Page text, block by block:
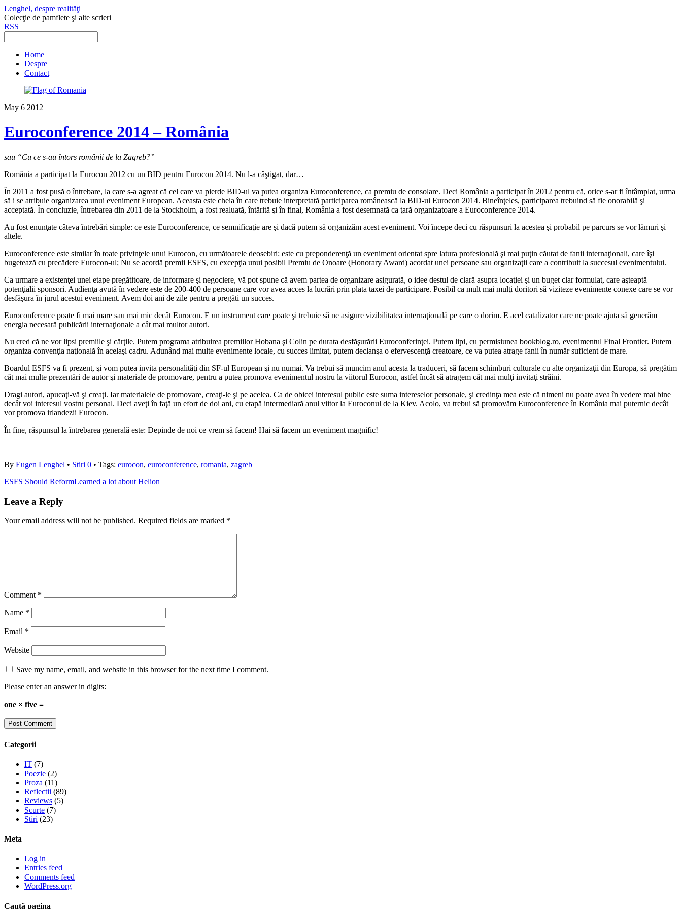
Lenghel, despre realităţi
Colecţie de pamflete şi alte scrieri
RSS
Home
Despre
Contact
May 6 2012
Euroconference 2014 – România
sau “Cu ce s-au întors românii de la Zagreb?”
România a participat la Eurocon 2012 cu un BID pentru Eurocon 2014. Nu l-a câştigat, dar…
În 2011 a fost pusă o întrebare, la care s-a agreat că cel care va pierde BID-ul va putea organiza Euroconference, ca premiu de consolare. Deci România a participat în 2012 pentru că, orice s-ar fi întâmplat, urma
să i se atribuie organizarea unui eveniment European. Aceasta este cheia în care trebuie interpretată participarea românească la BID-ul Eurocon 2014. Bineînţeles, participarea trebuind să fie onorabilă şi
acceptată. În concluzie, întrebarea din 2011 de la Stockholm, a fost realuată, întărită şi în final, România a fost desemnată ca ţară organizatoare a Euroconference 2014.
Au fost enunţate câteva întrebări simple: ce este Euroconference, ce semnificaţie are şi dacă putem s­ă organizăm acest eveniment. Voi începe deci cu răspunsuri la acestea şi probabil pe parcurs se vor lămuri şi
altele.
Euroconference este similar în toate privinţele unui Eurocon, cu următoarele deosebiri: este cu preponderenţă un eveniment orientat spre latura profesională şi mai puţin căutat de fanii internaţionali, care îşi
bugetează cu precădere Eurocon-ul; Nu se acordă premii ESFS, cu excepţia unui posibil Premiu de Onoare (Honorary Award) acordat unei persoane sau organizaţii care a contribuit la succesul evenimentului.
Ca urmare a existenţei unei etape pregătitoare, de informare şi negociere, vă pot spune că avem partea de organizare asigurată, o idee destul de clară asupra locaţiei şi un buget clar formulat, care aşteaptă
potenţialii sponsori. Audienţa avută în vedere este de 200-400 de persoane care vor avea acces la lucrări prin plata taxei de participare. Posibil ca mult mai mulţi doritori să viziteze evenimente conexe care se vor
desfăşura în jurul acestui eveniment. Avem doi ani de zile pentru a pregăti un succes.
Euroconference poate fi mai mare sau mai mic decât Eurocon. E un instrument care poate şi trebuie să ne asigure vizibilitatea internaţională pe care o dorim. E acel catalizator care ne poate ajuta să generăm
energia necesară publicării internaţionale a cât mai multor autori.
Nu cred că ne vor lipsi premiile şi cărţile. Putem programa atribuirea premiilor Hobana şi Colin pe durata desfăşurării Euroconferinţei. Putem lipi, cu permisiunea bookblog.ro, evenimentul Final Frontier. Putem
organiza convenţia naţională în acelaşi cadru. Adunând mai multe evenimente locale, cu succes limitat, putem declanşa o efervescenţă creatoare, ce va putea atrage fanii în număr suficient de mare.
Boardul ESFS va fi prezent, şi vom putea invita personalităţi din SF-ul European şi nu numai. Va trebui să muncim anul acesta la traduceri, să facem schimburi culturale cu alte organizaţii din Europa, să pregătim
cât mai multe prezentări de autor şi materiale de promovare, pentru a putea promova evenimentul nostru la viitorul Eurocon, astfel încât să atragem cât mai mulţi invitaţi străini.
Dragi autori, apucaţi-vă şi creaţi. Iar materialele de promovare, creaţi-le şi pe acelea. Ca de obicei interesul public este suma intereselor personale, şi credinţa mea este că nimeni nu poate avea în vedere mai bine
decât voi interesul vostru personal. Deci aveţi în faţă un efort de doi ani, cu etapă intermediară anul viitor la Euroconul de la Kiev. Acolo, va trebui să promovăm Euroconference în România mai puternic decât
vor promova irlandezii Eurocon.
În fine, răspunsul la întrebarea generală este: Depinde de noi ce vrem să facem! Hai să facem un eveniment magnific!
By Eugen Lenghel • Stiri 0 • Tags: eurocon, euroconference, romania, zagreb
ESFS Should ReformLearned a lot about Helion
Leave a Reply
Your email address will not be published. Required fields are marked *
Comment *
Name *
Email *
Website
Save my name, email, and website in this browser for the next time I comment.
Please enter an answer in digits:
one × five =
Categorii
IT (7)
Poezie (2)
Proza (11)
Reflectii (89)
Reviews (5)
Scurte (7)
Stiri (23)
Meta
Log in
Entries feed
Comments feed
WordPress.org
Caută pagina